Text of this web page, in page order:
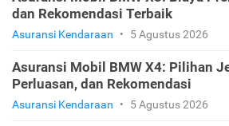
dan Rekomendasi Terbaik
Asuransi Kendaraan • 5 Agustus 2026
Asuransi Mobil BMW X4: Pilihan
Perluasan, dan Rekomendasi
Asuransi Kendaraan • 5 Agustus 2026